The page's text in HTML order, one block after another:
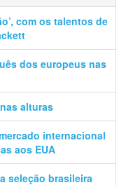
com os talentos de
dos europeus nas
alturas
internacional
aos EUA
seleção brasileira